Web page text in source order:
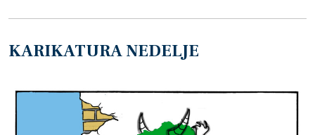
KARIKATURA NEDELJE